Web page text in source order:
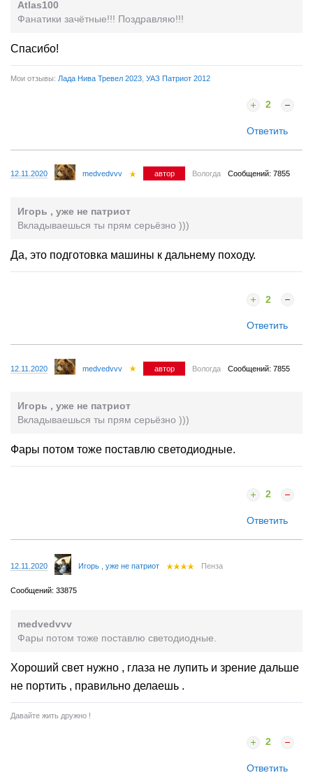
Atlas100
Фанатики зачётные!!! Поздравляю!!!
Спасибо!
Мои отзывы: Лада Нива Тревел 2023 УАЗ Патриот 2012
2
Ответить
12.11.2020 medvedvvv автор Вологда Сообщений: 7855
Игорь , уже не патриот
Вкладываешься ты прям серьёзно )))
Да, это подготовка машины к дальнему походу.
2
Ответить
12.11.2020 medvedvvv автор Вологда Сообщений: 7855
Игорь , уже не патриот
Вкладываешься ты прям серьёзно )))
Фары потом тоже поставлю светодиодные.
2
Ответить
12.11.2020 Игорь , уже не патриот Пенза
Сообщений: 33875
medvedvvv
Фары потом тоже поставлю светодиодные.
Хороший свет нужно , глаза не лупить и зрение дальше
не портить , правильно делаешь .
Давайте жить дружно !
2
Ответить